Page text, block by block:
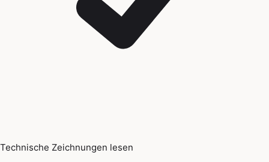
Technische Zeichnungen lesen